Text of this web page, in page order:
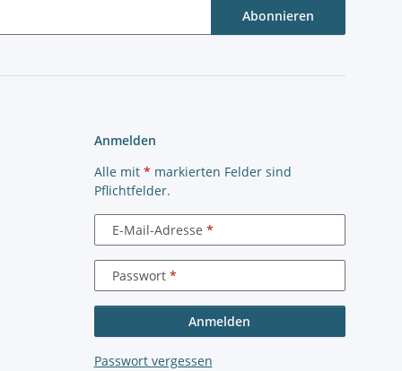
Abonnieren
Anmelden
Alle mit * markierten Felder sind
Pflichtfelder.
E-Mail-Adresse
Passwort
Anmelden
Passwort vergessen